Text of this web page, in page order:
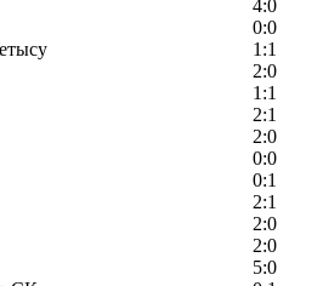
4:0
0:0
1:1
2:0
1:1
2:1
2:0
0:0
0:1
2:1
2:0
2:0
5:0